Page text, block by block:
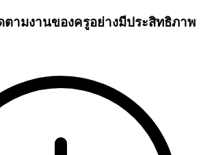
ตามงานของครูอย่างมีประสิทธิภาพ